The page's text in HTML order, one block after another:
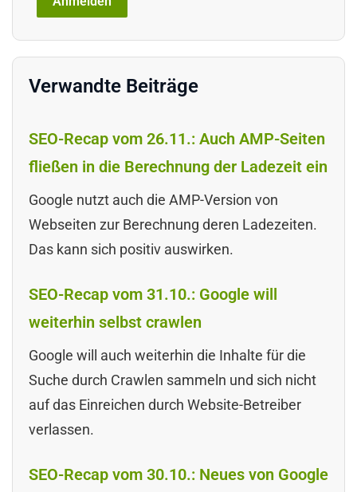
Verwandte Beiträge
SEO-Recap vom 26.11.: Auch AMP-Seiten
fließen in die Berechnung der Ladezeit ein
Google nutzt auch die AMP-Version von
Webseiten zur Berechnung deren Ladezeiten.
Das kann sich positiv auswirken.
SEO-Recap vom 31.10.: Google will
weiterhin selbst crawlen
Google will auch weiterhin die Inhalte für die
Suche durch Crawlen sammeln und sich nicht
auf das Einreichen durch Website-Betreiber
verlassen.
SEO-Recap vom 30.10.: Neues von Google